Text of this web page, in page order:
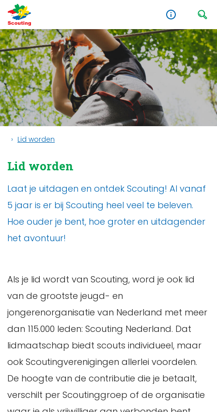
Lid worden
Lid worden
Laat je uitdagen en ontdek Scouting! Al vanaf
5 jaar is er bij Scouting heel veel te beleven.
Hoe ouder je bent, hoe groter en uitdagender
het avontuur!
Als je lid wordt van Scouting, word je ook lid
van de grootste jeugd- en
jongerenorganisatie van Nederland met meer
dan 115.000 leden: Scouting Nederland. Dat
lidmaatschap biedt scouts individueel, maar
ook Scoutingverenigingen allerlei voordelen.
De hoogte van de contributie die je betaalt,
verschilt per Scoutinggroep of de organisatie